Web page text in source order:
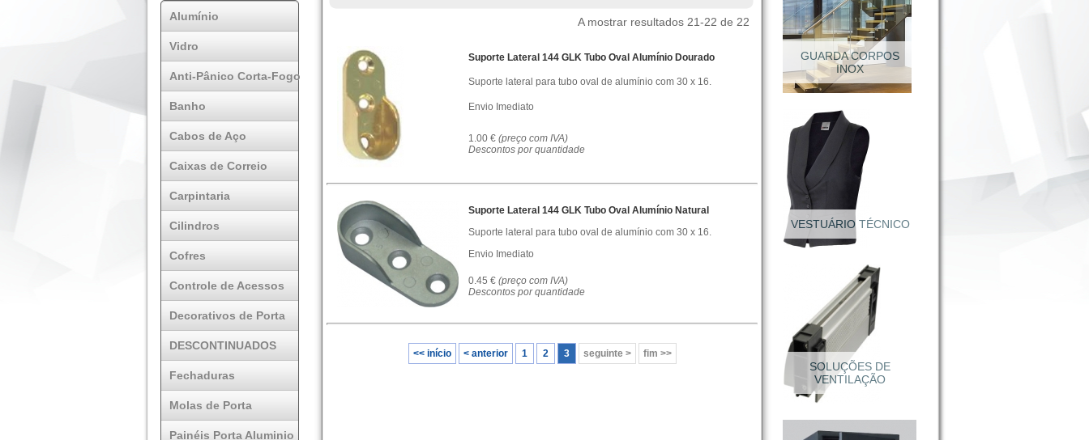
Alumínio
Vidro
Anti-Pânico Corta-Fogo
Banho
Cabos de Aço
Caixas de Correio
Carpintaria
Cilindros
Cofres
Controle de Acessos
Decorativos de Porta
DESCONTINUADOS
Fechaduras
Molas de Porta
Painéis Porta Aluminio
A mostrar resultados 21-22 de 22
Suporte Lateral 144 GLK Tubo Oval Alumínio Dourado
Suporte lateral para tubo oval de alumínio com 30 x 16.
Envio Imediato
1.00 € (preço com IVA)
Descontos por quantidade
Suporte Lateral 144 GLK Tubo Oval Alumínio Natural
Suporte lateral para tubo oval de alumínio com 30 x 16.
Envio Imediato
0.45 € (preço com IVA)
Descontos por quantidade
<< início < anterior 1 2 3 seguinte > fim >>
SUPORTES INOX
VESTUÁRIO TÉCNICO
Calçado Segurança